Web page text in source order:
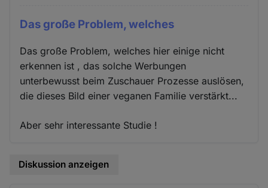
Das große Problem, welches
Das große Problem, welches hier einige nicht
erkennen ist , das solche Werbungen
unterbewusst beim Zuschauer Prozesse auslösen,
die dieses Bild einer veganen Familie verstärkt...
Aber sehr interessante Studie !
Diskussion anzeigen